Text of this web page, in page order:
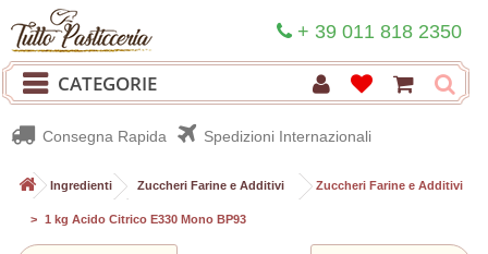
+ 39 011 818 2350
CATEGORIE
Consegna Rapida Spedizioni Internazionali
> Ingredienti >Zuccheri Farine e Additivi > Zuccheri Farine e Additivi
> 1 kg Acido Citrico E330 Mono BP93